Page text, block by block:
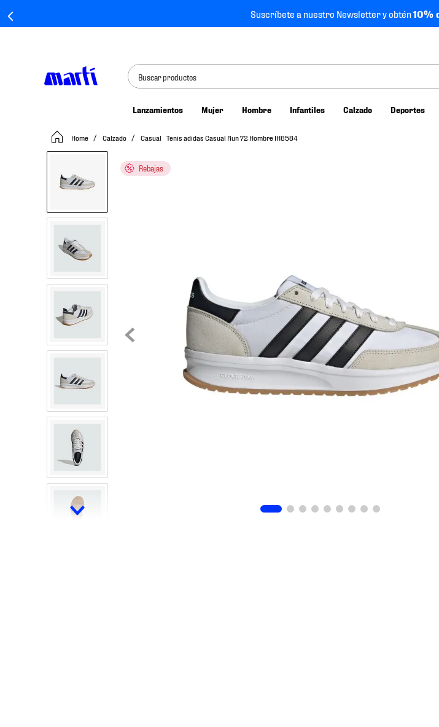
Suscríbete a nuestro Newsletter y obtén10%
Buscar productos
Lanzamientos Mujer Hombre Infantiles Calzado Deportes
Calzado Casual Tenis adidas Casual Run 72 Hombre IH8584
Rebajas
tenis mujer
mochila
tenis niño